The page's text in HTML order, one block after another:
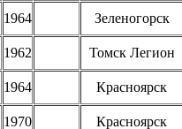
1964 Зеленогорск
1962 Томск Легион
1964 Красноярск
1970 Красноярск